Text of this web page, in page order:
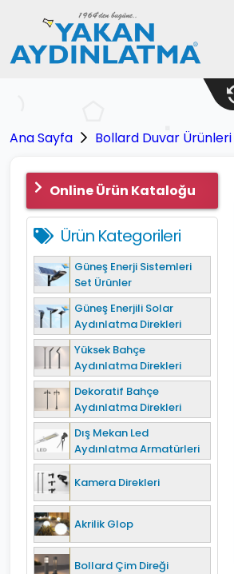
Ana Sayfa Bollard Duvar Ürünleri
Online Ürün Kataloğu
Ürün Kategorileri
Güneş Enerji Sistemleri
Set Ürünler
Güneş Enerjili Solar
Aydınlatma Direkleri
Yüksek Bahçe
Aydınlatma Direkleri
Dekoratif Bahçe
Aydınlatma Direkleri
Dış Mekan Led
Aydınlatma Armatürleri
Kamera Direkleri
Akrilik Glop
Bollard Çim Direği